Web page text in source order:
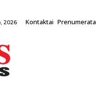
2026 Kontaktai Prenumerata